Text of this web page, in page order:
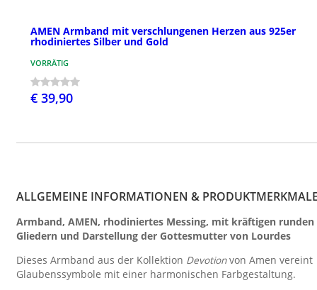
AMEN Armband mit verschlungenen Herzen aus 925er
rhodiniertes Silber und Gold
VORRÄTIG
€ 39,90
ALLGEMEINE INFORMATIONEN &
Armband, AMEN, rhodiniertes Messing, mit kräftigen runden
Gliedern und Darstellung der Gottesmutter von Lourdes
Dieses Armband aus der Kollektion Devotionvon Amen vereint
Glaubenssymbole mit einer harmonischen Farbgestaltung.